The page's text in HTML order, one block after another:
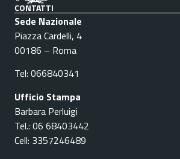
CONTATTI
Sede Nazionale
Piazza Cardelli, 4
00186 – Roma
Tel: 066840341
Ufficio Stampa
Barbara Perluigi
Tel.: 06 68403442
Cell: 3357246489